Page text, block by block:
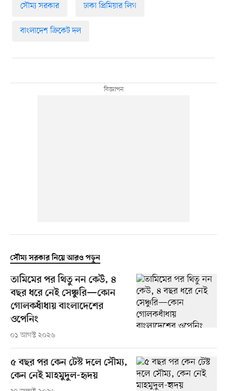
সৌম্য সরকার ঢাকা প্রিমিয়ার লিগ
বাংলাদেশ ক্রিকেট দল
সৌম্য সরকার নিয়ে আরও পড়ুন
তামিমের পর থিতু নন কেউ, ৪
বছর ধরে নেই সেঞ্চুরি—কোন
গোলকধাঁধায় বাংলাদেশের
ওপেনিং
০১ আগস্ট ২০২৬
৫ বছর পর কেন টেস্ট দলে সৌম্য,
কেন নেই মাহমুদুল-হৃদয়